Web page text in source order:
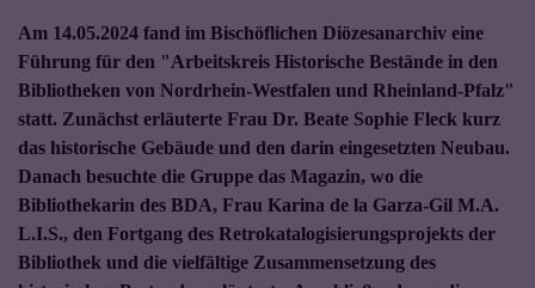
Am 14.05.2024 fand im Bischöflichen Diözesanarchiv eine
Führung für den "Arbeitskreis Historische Bestände in den
Bibliotheken von Nordrhein-Westfalen und Rheinland-Pfalz"
statt. Zunächst erläuterte Frau Dr. Beate Sophie Fleck kurz
das historische Gebäude und den darin eingesetzten Neubau.
Danach besuchte die Gruppe das Magazin, wo die
Bibliothekarin des BDA, Frau Karina de la Garza-Gil M.A.
L.I.S., den Fortgang des Retrokatalogisierungsprojekts der
Bibliothek und die vielfältige Zusammensetzung des